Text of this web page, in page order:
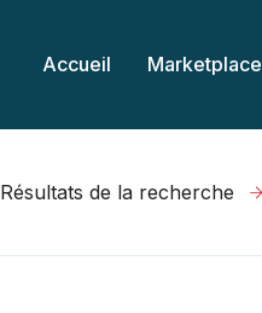
Accueil Marketplace
Résultats de la recherche